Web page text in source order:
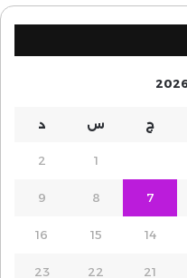
ج س د
1
2
7
8
9
14
15
16
21
22
23